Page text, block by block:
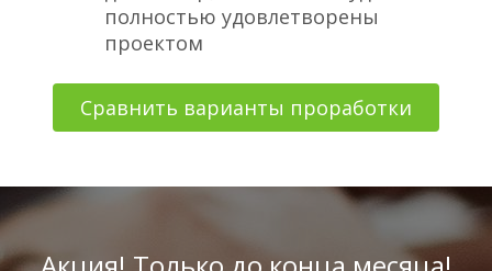
полностью удовлетворены
проектом
Сравнить варианты проработки